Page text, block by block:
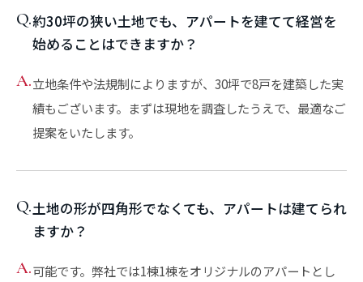
Q.約30坪の狭い土地でも、アパートを建てて経営を
始めることはできますか？
A.立地条件や法規制によりますが、30坪で8戸を建築した実
績もございます。まずは現地を調査したうえで、最適なご
提案をいたします。
Q.土地の形が四角形でなくても、アパートは建てられ
ますか？
A.可能です。弊社では1棟1棟をオリジナルのアパートとし